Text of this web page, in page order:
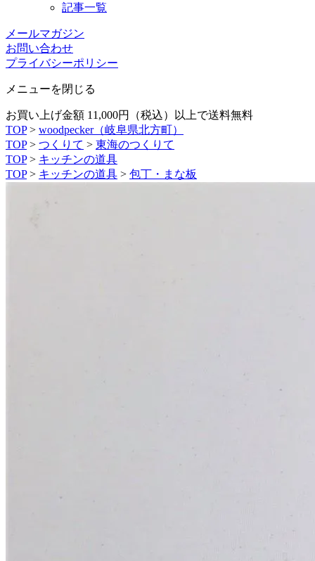
記事一覧
メールマガジン
お問い合わせ
プライバシーポリシー
メニューを閉じる
お買い上げ金額 11,000円（税込）以上で送料無料
TOP> woodpecker（岐阜県北方町）
TOP > つくりて > 東海のつくりて
TOP > キッチンの道具
TOP > キッチンの道具 > 包丁・まな板